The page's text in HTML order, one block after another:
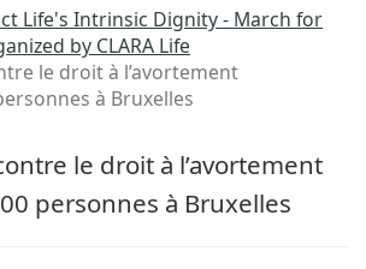
Life's Intrinsic Dignity - March for
by CLARA Life
le droit à l’avortement
à Bruxelles
le droit à l’avortement
personnes à Bruxelles